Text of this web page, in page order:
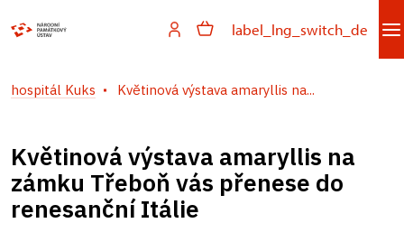
label_lng_switch_de
hospitál Kuks Květinová výstava amaryllis na...
Květinová výstava amaryllis na
zámku Třeboň vás přenese do
renesanční Itálie